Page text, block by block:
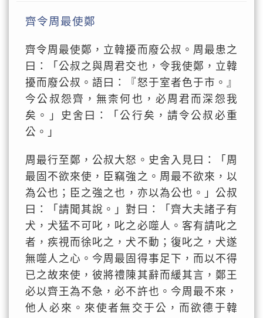
齊令周最使鄭
齊令周最使鄭，立韓擾而廢公叔。周最患之
曰：「公叔之與周君交也，令我使鄭，立韓
擾而廢公叔。語曰：『怒于室者色于市。』
今公叔怨齊，無柰何也，必周君而深怨我
矣。」史舍曰：「公行矣，請令公叔必重
公。」
周最行至鄭，公叔大怒。史舍入見曰：「周
最固不欲來使，臣竊強之。周最不欲來，以
為公也；臣之強之也，亦以為公也。」公叔
曰：「請聞其說。」對曰：「齊大夫諸子有
犬，犬猛不可叱，叱之必噬人。客有請叱之
者，疾視而徐叱之，犬不動；復叱之，犬遂
無噬人之心。今周最固得事足下，而以不得
已之故來使，彼將禮陳其辭而緩其言，鄭王
必以齊王為不急，必不許也。今周最不來，
他人必來。來使者無交于公，而欲德于韓